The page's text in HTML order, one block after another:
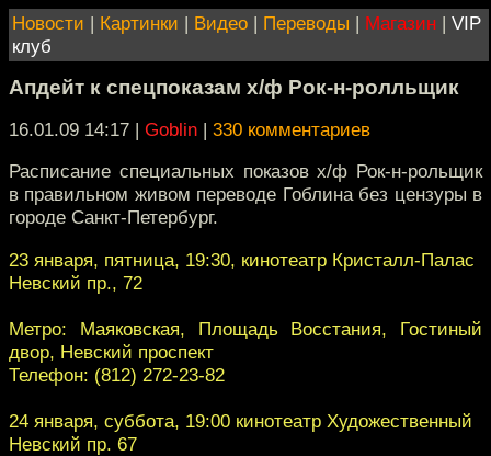
Новости | Картинки | Видео | Переводы | Магазин | VIP
клуб
Апдейт к спецпоказам х/ф Рок-н-ролльщик
16.01.09 14:17 | Goblin | 330 комментариев
Расписание специальных показов х/ф Рок-н-рольщик
в правильном живом переводе Гоблина без цензуры в
городе Санкт-Петербург.
23 января, пятница, 19:30, кинотеатр Кристалл-Палас
Невский пр., 72
Метро: Маяковская, Площадь Восстания, Гостиный
двор, Невский проспект
Телефон: (812) 272-23-82
24 января, суббота, 19:00 кинотеатр Художественный
Невский пр. 67